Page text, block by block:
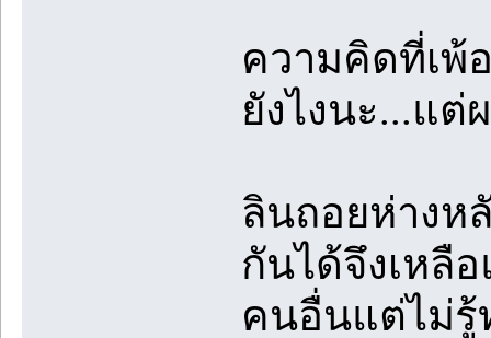
ความคิดที่เพ้
ยังไงนะ...แต่
ลินถอยห่างห
กันได้จึงเหลื
คนอื่นแต่ไม่รู้